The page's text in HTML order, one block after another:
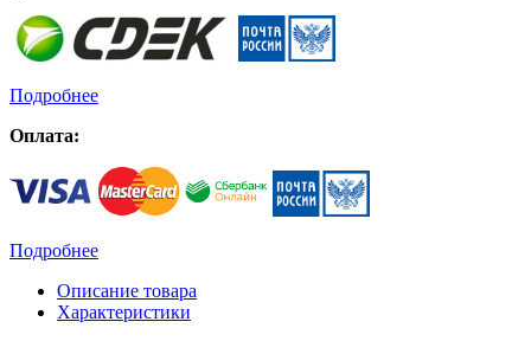
Подробнее
Оплата:
Подробнее
Описание товара
Характеристики